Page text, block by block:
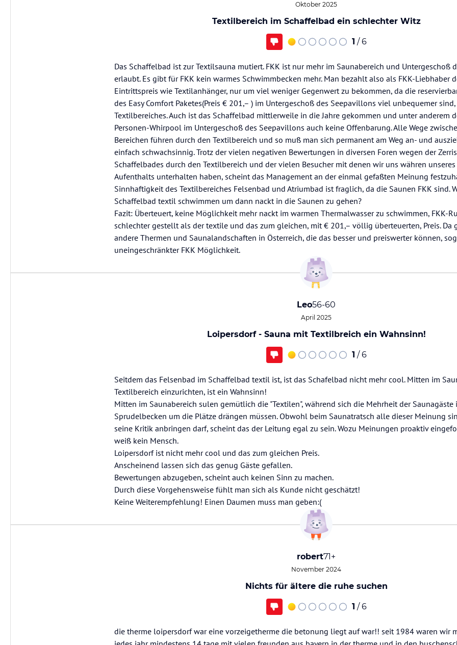
Oktober 2025
Textilbereich im Schaffelbad ein schlechter Witz
1 / 6
Das Schaffelbad ist zur Textilsauna mutiert. FKK ist nur mehr im Saunabereich und Untergeschoß
erlaubt. Es gibt für FKK kein warmes Schwimmbecken mehr. Man bezahlt also als FKK-Liebhaber
Eintrittspreis wie Textilanhänger, nur um viel weniger Gegenwert zu bekommen, da die
des Easy Comfort Paketes(Preis € 201,– ) im Untergeschoß des Seepavillons viel unbequemer
Textilbereiches. Auch ist das Schaffelbad mittlerweile in die Jahre gekommen und unter anderem
Personen-Whirpool im Untergeschoß des Seepavillons auch keine Offenbarung. Alle Wege
Bereichen führen durch den Textilbereich und so muß man sich permanent am Weg an- und
einfach schwachsinnig. Trotz der vielen negativen Bewertungen in diversen Foren wegen der
Schaffelbades durch den Textilbereich und der vielen Besucher mit denen wir uns währen
Aufenthalts unterhalten haben, scheint das Management an der einmal gefaßten Meinung
Sinnhaftigkeit des Textilbereiches Felsenbad und Atriumbad ist fraglich, da die Saunen FKK sind.
Schaffelbad textil schwimmen um dann nackt in die Saunen zu gehen?
Fazit: Überteuert, keine Möglichkeit mehr nackt im warmen Thermalwasser zu schwimmen, FKK-
schlechter gestellt als der textile und das zum gleichen, mit € 201,– völlig überteuerten, Preis. Da
andere Thermen und Saunalandschaften in Österreich, die das besser und preiswerter können,
Leo56-60
April 2025
Loipersdorf - Sauna mit Textilbreich ein Wahnsinn!
1 / 6
Seitdem das Felsenbad im Schaffelbad textil ist, ist das Schafelbad nicht mehr cool. Mitten im
Textilbereich einzurichten, ist ein Wahnsinn!
Mitten im Saunabereich sulen gemütlich die "Textilen", während sich die Mehrheit der Saunagäste
Sprudelbecken um die Plätze drängen müssen. Obwohl beim Saunatratsch alle dieser Meinung
seine Kritik anbringen darf, scheint das der Leitung egal zu sein. Wozu Meinungen proaktiv
weiß kein Mensch.
Loipersdorf ist nicht mehr cool und das zum gleichen Preis.
Anscheinend lassen sich das genug Gäste gefallen.
Bewertungen abzugeben, scheint auch keinen Sinn zu machen.
Durch diese Vorgehensweise fühlt man sich als Kunde nicht geschätzt!
Keine Weiterempfehlung! Einen Daumen muss man geben:(
robert71+
November 2024
Nichts für ältere die ruhe suchen
1 / 6
die therme loipersdorf war eine vorzeigetherme die betonung liegt auf war!! seit 1984 waren wir